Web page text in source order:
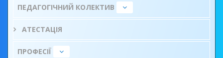
ПЕДАГОГІЧНИЙ КОЛЕКТИВ
АТЕСТАЦІЯ
ПРОФЕСІЇ